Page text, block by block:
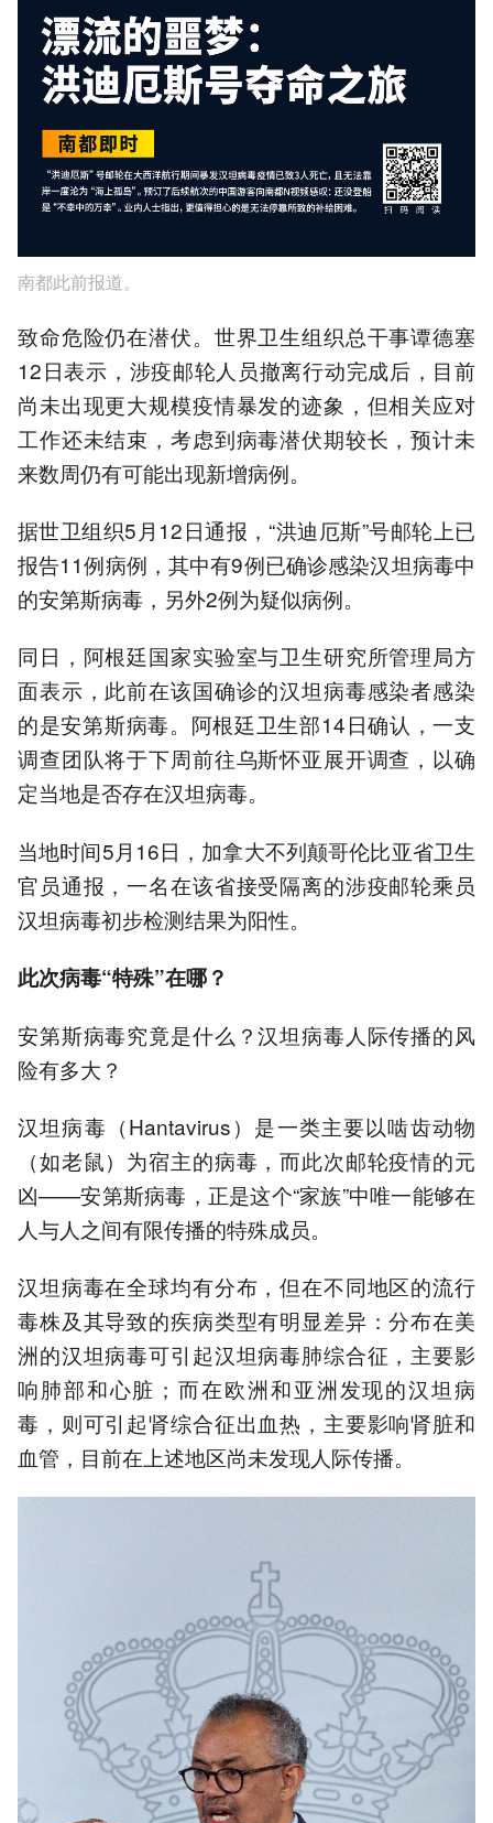
南都此前报道。
致命危险仍在潜伏。世界卫生组织总干事谭德塞
12日表示，涉疫邮轮人员撤离行动完成后，目前
尚未出现更大规模疫情暴发的迹象，但相关应对
工作还未结束，考虑到病毒潜伏期较长，预计未
来数周仍有可能出现新增病例。
据世卫组织5月12日通报，“洪迪厄斯”号邮轮上已
报告11例病例，其中有9例已确诊感染汉坦病毒中
的安第斯病毒，另外2例为疑似病例。
同日，阿根廷国家实验室与卫生研究所管理局方
面表示，此前在该国确诊的汉坦病毒感染者感染
的是安第斯病毒。阿根廷卫生部14日确认，一支
调查团队将于下周前往乌斯怀亚展开调查，以确
定当地是否存在汉坦病毒。
当地时间5月16日，加拿大不列颠哥伦比亚省卫生
官员通报，一名在该省接受隔离的涉疫邮轮乘员
汉坦病毒初步检测结果为阳性。
此次病毒“特殊”在哪？
安第斯病毒究竟是什么？汉坦病毒人际传播的风
险有多大？
汉坦病毒（Hantavirus）是一类主要以啮齿动物
（如老鼠）为宿主的病毒，而此次邮轮疫情的元
凶——安第斯病毒，正是这个“家族”中唯一能够在
人与人之间有限传播的特殊成员。
汉坦病毒在全球均有分布，但在不同地区的流行
毒株及其导致的疾病类型有明显差异：分布在美
洲的汉坦病毒可引起汉坦病毒肺综合征，主要影
响肺部和心脏；而在欧洲和亚洲发现的汉坦病
毒，则可引起肾综合征出血热，主要影响肾脏和
血管，目前在上述地区尚未发现人际传播。